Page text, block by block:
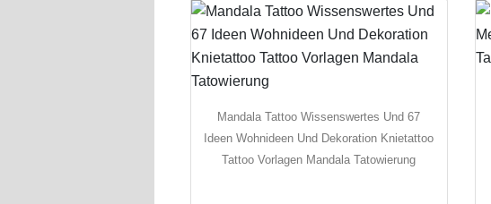
Mandala Tattoo Wissenswertes Und 67
Ideen Wohnideen Und Dekoration Knietattoo
Tattoo Vorlagen Mandala Tatowierung